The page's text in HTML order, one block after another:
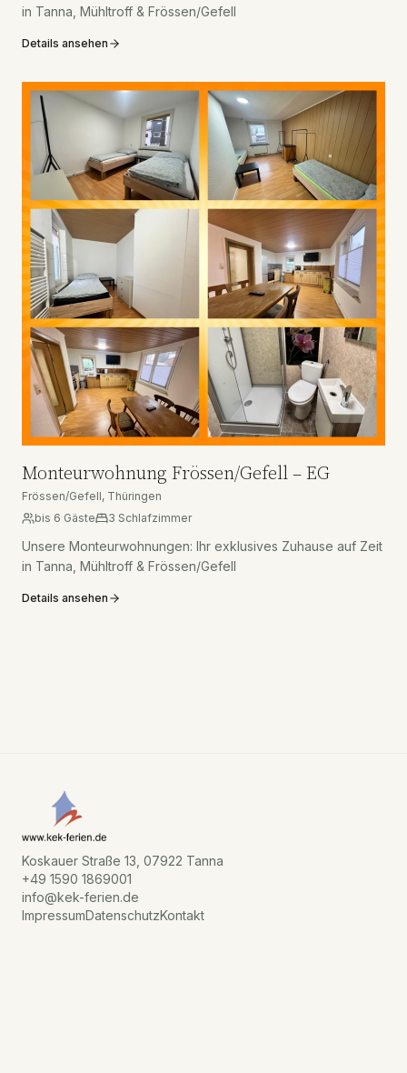
in Tanna, Mühltroff & Frössen/Gefell
Details ansehen
Monteurwohnung Frössen/Gefell – EG
Frössen/Gefell, Thüringen
bis 6 Gäste 3 Schlafzimmer
Unsere Monteurwohnungen: Ihr exklusives Zuhause auf Zeit
in Tanna, Mühltroff & Frössen/Gefell
Details ansehen
Koskauer Straße 13, 07922 Tanna
+49 1590 1869001
info@kek-ferien.de
ImpressumDatenschutzKontakt